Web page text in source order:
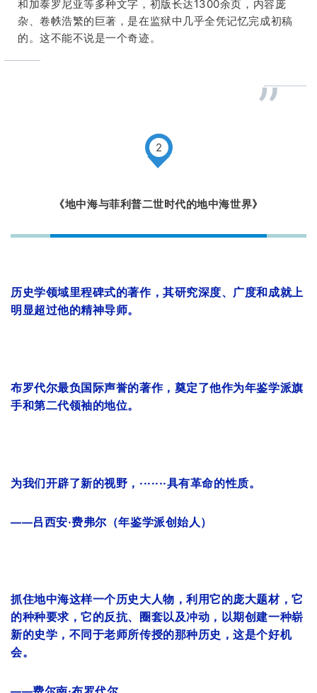
和加泰罗尼亚等多种文字，初版长达1300余页，内容庞
杂、卷帙浩繁的巨著，是在监狱中几乎全凭记忆完成初稿
的。这不能不说是一个奇迹。
”
2
《地中海与菲利普二世时代的地中海世界》
历史学领域里程碑式的著作，其研究深度、广度和成就上
明显超过他的精神导师。
布罗代尔最负国际声誉的著作，奠定了他作为年鉴学派旗
手和第二代领袖的地位。
为我们开辟了新的视野，·······具有革命的性质。
——吕西安·费弗尔（年鉴学派创始人 ）
抓住地中海这样一个历史大人物，利用它的庞大题材，它
的种种要求，它的反抗、圈套以及冲动，以期创建一种崭
新的史学，不同于老师所传授的那种历史，这是个好机
会。